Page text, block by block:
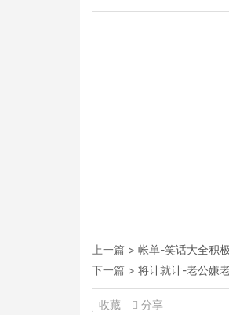
上一篇 > 帐单-笑话大全积
下一篇 > 将计就计-老公嫌
收藏 分享